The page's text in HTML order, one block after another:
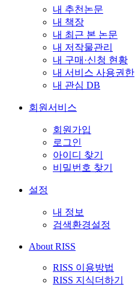
내 추천논문
내 책장
내 최근 본 논문
내 저작물관리
내 구매·신청 현황
내 서비스 사용권한
내 관심 DB
회원서비스
회원가입
로그인
아이디 찾기
비밀번호 찾기
설정
내 정보
검색환경설정
About RISS
RISS 이용방법
RISS 지식더하기